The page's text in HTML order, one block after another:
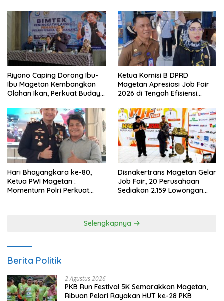
Riyono Caping Dorong Ibu-
Ibu Magetan Kembangkan
Olahan Ikan, Perkuat Budaya
Ketua Komisi B DPRD
Magetan Apresiasi Job Fair
2026 di Tengah Efisiensi
Hari Bhayangkara ke-80,
Ketua PWI Magetan :
Momentum Polri Perkuat
Disnakertrans Magetan Gelar
Job Fair, 20 Perusahaan
Sediakan 2.159 Lowongan
Selengkapnya
Berita Politik
2 Agustus 2026
PKB Run Festival 5K Semarakkan Magetan,
Ribuan Pelari Rayakan HUT ke-28 PKB